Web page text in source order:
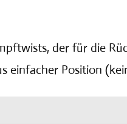
der für die
einfacher Position